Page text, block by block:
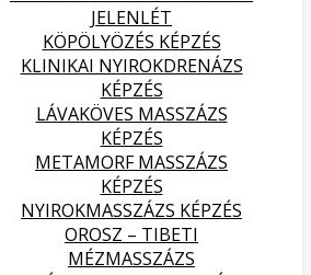
JELENLÉT
KÖPÖLYÖZÉS KÉPZÉS
KLINIKAI NYIROKDRENÁZS
KÉPZÉS
LÁVAKÖVES MASSZÁZS
KÉPZÉS
METAMORF MASSZÁZS
KÉPZÉS
NYIROKMASSZÁZS KÉPZÉS
OROSZ – TIBETI
MÉZMASSZÁZS